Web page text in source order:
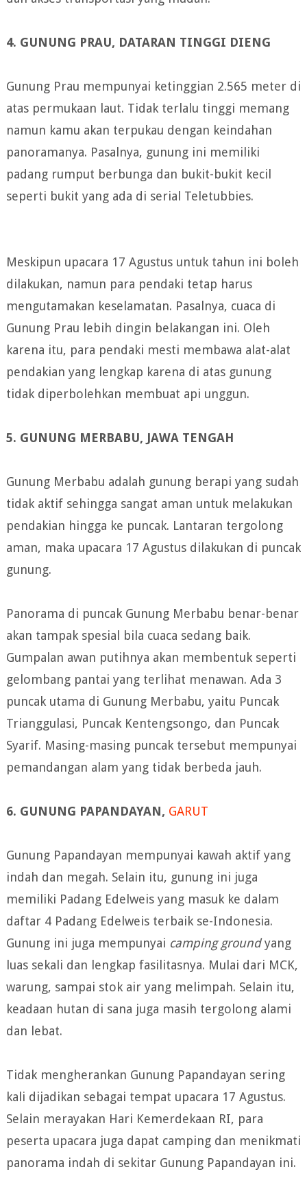
4. GUNUNG PRAU, DATARAN TINGGI DIENG
Gunung Prau mempunyai ketinggian 2.565 meter di
atas permukaan laut. Tidak terlalu tinggi memang
namun kamu akan terpukau dengan keindahan
panoramanya. Pasalnya, gunung ini memiliki
padang rumput berbunga dan bukit-bukit kecil
seperti bukit yang ada di serial Teletubbies.
Meskipun upacara 17 Agustus untuk tahun ini boleh
dilakukan, namun para pendaki tetap harus
mengutamakan keselamatan. Pasalnya, cuaca di
Gunung Prau lebih dingin belakangan ini. Oleh
karena itu, para pendaki mesti membawa alat-alat
pendakian yang lengkap karena di atas gunung
tidak diperbolehkan membuat api unggun.
5. GUNUNG MERBABU, JAWA TENGAH
Gunung Merbabu adalah gunung berapi yang sudah
tidak aktif sehingga sangat aman untuk melakukan
pendakian hingga ke puncak. Lantaran tergolong
aman, maka upacara 17 Agustus dilakukan di puncak
gunung.
Panorama di puncak Gunung Merbabu benar-benar
akan tampak spesial bila cuaca sedang baik.
Gumpalan awan putihnya akan membentuk seperti
gelombang pantai yang terlihat menawan. Ada 3
puncak utama di Gunung Merbabu, yaitu Puncak
Trianggulasi, Puncak Kentengsongo, dan Puncak
Syarif. Masing-masing puncak tersebut mempunyai
pemandangan alam yang tidak berbeda jauh.
6. GUNUNG PAPANDAYAN, GARUT
Gunung Papandayan mempunyai kawah aktif yang
indah dan megah. Selain itu, gunung ini juga
memiliki Padang Edelweis yang masuk ke dalam
daftar 4 Padang Edelweis terbaik se-Indonesia.
Gunung ini juga mempunyai camping groundyang
luas sekali dan lengkap fasilitasnya. Mulai dari MCK,
warung, sampai stok air yang melimpah. Selain itu,
keadaan hutan di sana juga masih tergolong alami
dan lebat.
Tidak mengherankan Gunung Papandayan sering
kali dijadikan sebagai tempat upacara 17 Agustus.
Selain merayakan Hari Kemerdekaan RI, para
peserta upacara juga dapat camping dan menikmati
panorama indah di sekitar Gunung Papandayan ini.